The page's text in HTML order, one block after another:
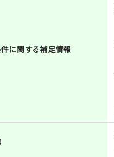
に関する補足情報